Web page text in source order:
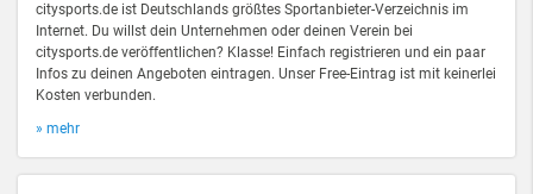
citysports.de ist Deutschlands größtes Sportanbieter-Verzeichnis im
Internet. Du willst dein Unternehmen oder deinen Verein bei
citysports.de veröffentlichen? Klasse! Einfach registrieren und ein paar
Infos zu deinen Angeboten eintragen. Unser Free-Eintrag ist mit keinerlei
Kosten verbunden.
» mehr